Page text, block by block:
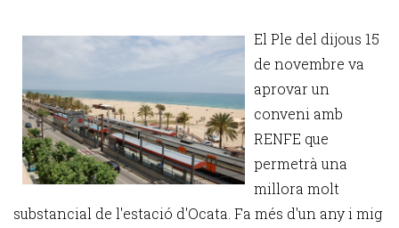
El Ple del dijous 15
de novembre va
aprovar un
conveni amb
RENFE que
permetrà una
millora molt
substancial de l'estació d'Ocata. Fa més d'un any i mig